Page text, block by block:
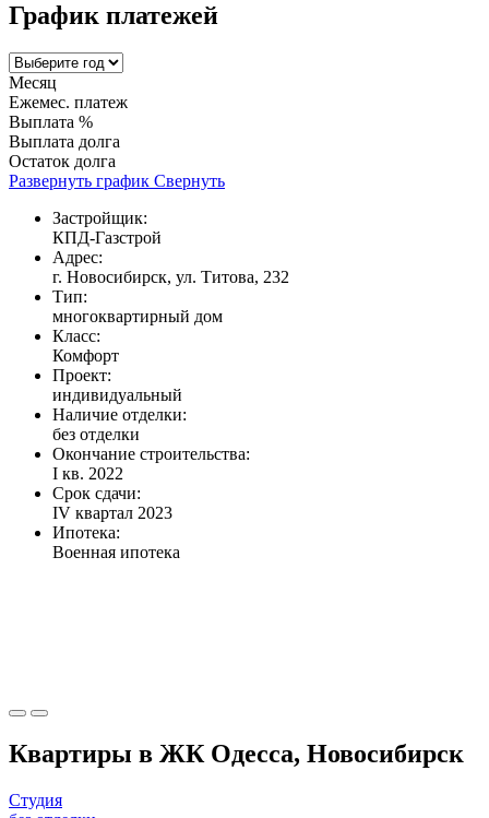
График платежей
Месяц
Ежемес. платеж
Выплата %
Выплата долга
Остаток долга
Развернуть график Свернуть
Застройщик:
КПД-Газстрой
Адрес:
г. Новосибирск, ул. Титова, 232
Тип:
многоквартирный дом
Класс:
Комфорт
Проект:
индивидуальный
Наличие отделки:
без отделки
Окончание строительства:
I кв. 2022
Срок сдачи:
IV квартал 2023
Ипотека:
Военная ипотека
Квартиры в ЖК Одесса, Новосибирск
Студия